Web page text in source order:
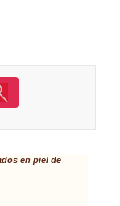
en piel de